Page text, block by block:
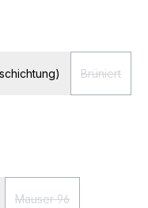
Brüniert
Mauser 96